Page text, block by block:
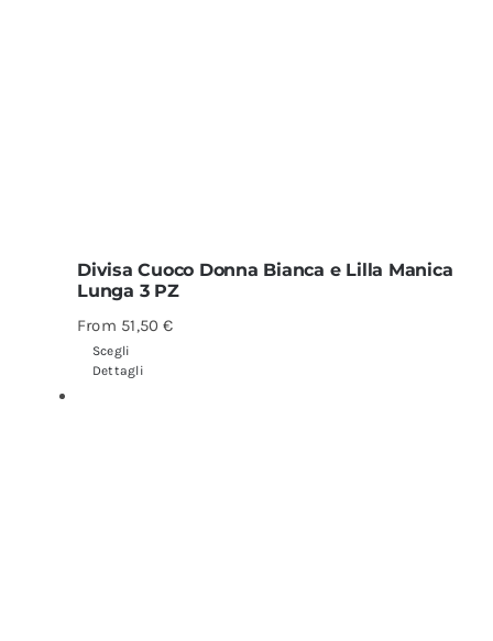
Divisa Cuoco Donna Bianca e Lilla Manica
Lunga 3 PZ
From 51,50€
Scegli
Dettagli